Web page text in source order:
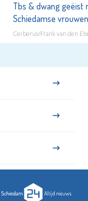
Tbs & dwang geëist
Schiedamse
Cerberus/Frank van den